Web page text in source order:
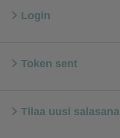
Login
Token sent
Tilaa uusi salasana